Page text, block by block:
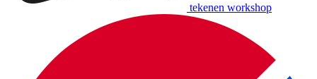
tekenen workshop